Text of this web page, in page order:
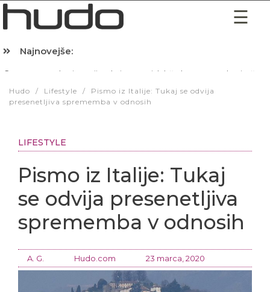
Najnovejše:
presenetljiva sprememba v odnosih
Pismo iz Italije: Tukaj
se odvija presenetljiva
sprememba v odnosih
A. G. Hudo.com 23 marca, 2020